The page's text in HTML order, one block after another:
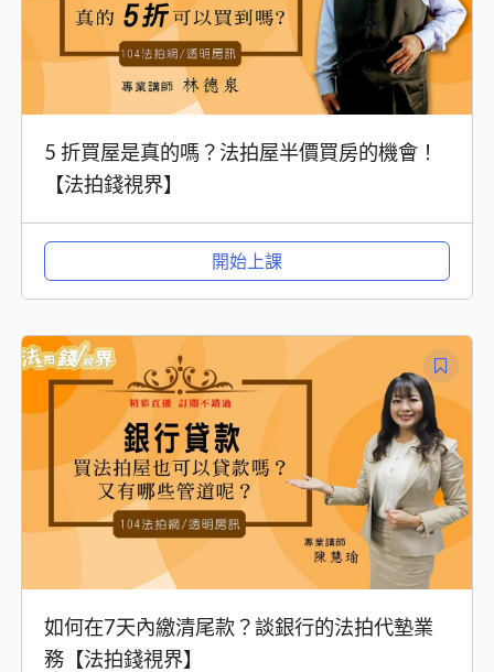
5 折買屋是真的嗎？法拍屋半價買房的機會！
【法拍錢視界】
開始上課
如何在7天內繳清尾款？談銀行的法拍代墊業
務【法拍錢視界】